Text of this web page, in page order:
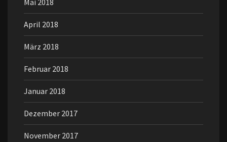
Mai 2018
April 2018
März 2018
Februar 2018
Januar 2018
Dezember 2017
November 2017